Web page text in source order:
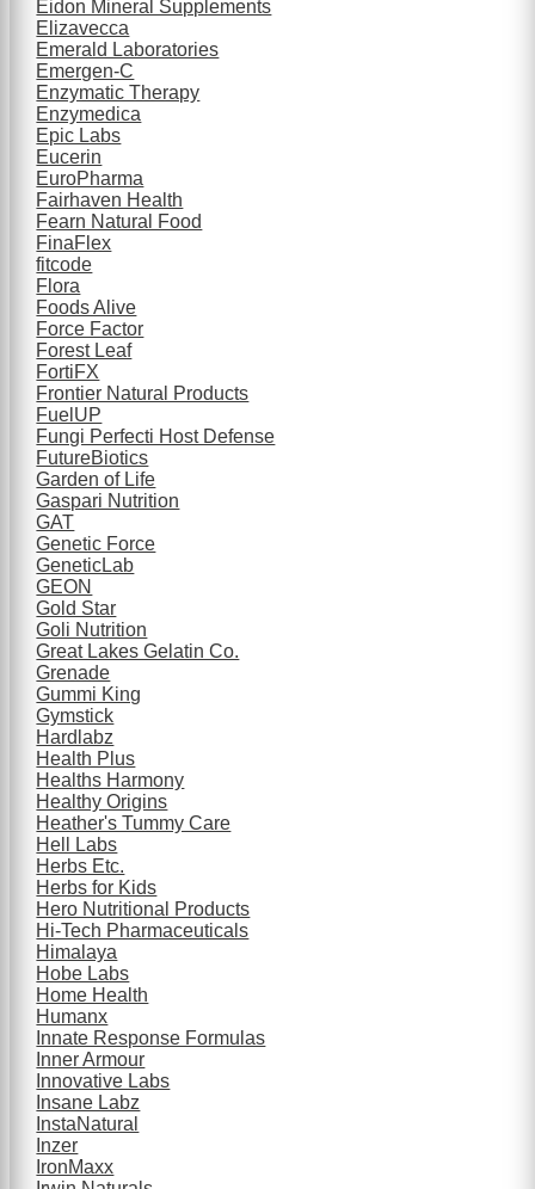
Eidon Mineral Supplements
Elizavecca
Emerald Laboratories
Emergen-C
Enzymatic Therapy
Enzymedica
Epic Labs
Eucerin
EuroPharma
Fairhaven Health
Fearn Natural Food
FinaFlex
fitcode
Flora
Foods Alive
Force Factor
Forest Leaf
FortiFX
Frontier Natural Products
FuelUP
Fungi Perfecti Host Defense
FutureBiotics
Garden of Life
Gaspari Nutrition
GAT
Genetic Force
GeneticLab
GEON
Gold Star
Goli Nutrition
Great Lakes Gelatin Co.
Grenade
Gummi King
Gymstick
Hardlabz
Health Plus
Healths Harmony
Healthy Origins
Heather's Tummy Care
Hell Labs
Herbs Etc.
Herbs for Kids
Hero Nutritional Products
Hi-Tech Pharmaceuticals
Himalaya
Hobe Labs
Home Health
Humanx
Innate Response Formulas
Inner Armour
Innovative Labs
Insane Labz
InstaNatural
Inzer
IronMaxx